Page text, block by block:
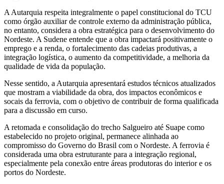
A Autarquia respeita integralmente o papel constitucional do TCU
como órgão auxiliar de controle externo da administração pública,
no entanto, considera a obra estratégica para o desenvolvimento do
Nordeste. A Sudene entende que a obra impactará positivamente o
emprego e a renda, o fortalecimento das cadeias produtivas, a
integração logística, o aumento da competitividade, a melhoria da
qualidade de vida da população.
Nesse sentido, a Autarquia apresentará estudos técnicos atualizados
que mostram a viabilidade da obra, dos impactos econômicos e
socais da ferrovia, com o objetivo de contribuir de forma qualificada
para a discussão em curso.
A retomada e consolidação do trecho Salgueiro até Suape como
estabelecido no projeto original, permanece alinhada ao
compromisso do Governo do Brasil com o Nordeste. A ferrovia é
considerada uma obra estruturante para a integração regional,
especialmente pela conexão entre áreas produtoras do interior e os
portos do Nordeste.